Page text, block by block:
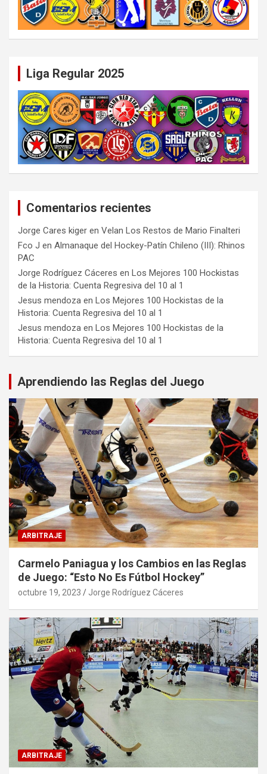
Liga Regular 2025
Comentarios recientes
Jorge Cares kiger en Velan Los Restos de Mario Finalteri
Fco J en Almanaque del Hockey-Patín Chileno (III): Rhinos
PAC
Jorge Rodríguez Cáceres en Los Mejores 100 Hockistas
de la Historia: Cuenta Regresiva del 10 al 1
Jesus mendoza en Los Mejores 100 Hockistas de la
Historia: Cuenta Regresiva del 10 al 1
Jesus mendoza en Los Mejores 100 Hockistas de la
Historia: Cuenta Regresiva del 10 al 1
Aprendiendo las Reglas del Juego
ARBITRAJE
Carmelo Paniagua y los Cambios en las Reglas
de Juego: “Esto No Es Fútbol Hockey”
octubre 19, 2023 Jorge Rodríguez Cáceres
ARBITRAJE